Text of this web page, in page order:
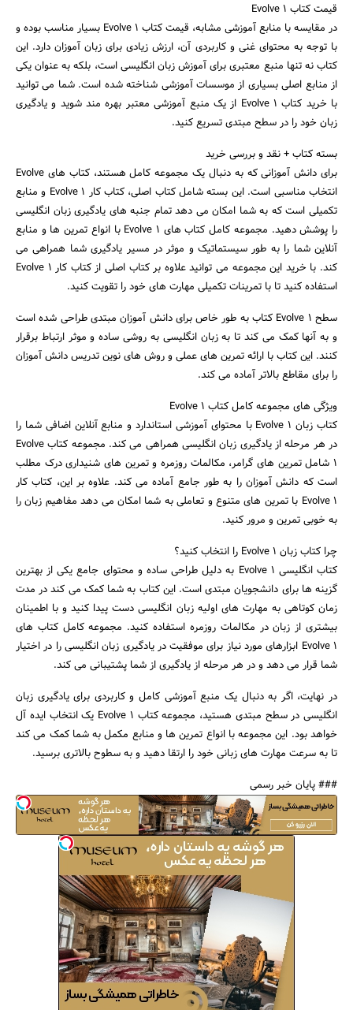
جستجو
قیمت کتاب Evolve 1
در مقایسه با منابع آموزشی مشابه، قیمت کتاب Evolve 1 بسیار مناسب بوده و
با توجه به محتوای غنی و کاربردی آن، ارزش زیادی برای زبان آموزان دارد. این
کتاب نه تنها منبع معتبری برای آموزش زبان انگلیسی است، بلکه به عنوان یکی
از منابع اصلی بسیاری از موسسات آموزشی شناخته شده است. شما می توانید
با خرید کتاب Evolve 1 از یک منبع آموزشی معتبر بهره مند شوید و یادگیری
زبان خود را در سطح مبتدی تسریع کنید.
بسته کتاب + نقد و بررسی خرید
برای دانش آموزانی که به دنبال یک مجموعه کامل هستند، کتاب های Evolve
انتخاب مناسبی است. این بسته شامل کتاب اصلی، کتاب کار Evolve 1 و منابع
تکمیلی است که به شما امکان می دهد تمام جنبه های یادگیری زبان انگلیسی
را پوشش دهید. مجموعه کامل کتاب های Evolve 1 با انواع تمرین ها و منابع
آنلاین شما را به طور سیستماتیک و موثر در مسیر یادگیری شما همراهی می
کند. با خرید این مجموعه می توانید علاوه بر کتاب اصلی از کتاب کار Evolve 1
استفاده کنید تا با تمرینات تکمیلی مهارت های خود را تقویت کنید.
سطح Evolve 1 کتاب به طور خاص برای دانش آموزان مبتدی طراحی شده است
و به آنها کمک می کند تا به زبان انگلیسی به روشی ساده و موثر ارتباط برقرار
کنند. این کتاب با ارائه تمرین های عملی و روش های نوین تدریس دانش آموزان
را برای مقاطع بالاتر آماده می کند.
ویژگی های مجموعه کامل کتاب Evolve 1
کتاب زبان Evolve 1 با محتوای آموزشی استاندارد و منابع آنلاین اضافی شما را
در هر مرحله از یادگیری زبان انگلیسی همراهی می کند. مجموعه کتاب Evolve
1 شامل تمرین های گرامر، مکالمات روزمره و تمرین های شنیداری درک مطلب
است که دانش آموزان را به طور جامع آماده می کند. علاوه بر این، کتاب کار
Evolve 1 با تمرین های متنوع و تعاملی به شما امکان می دهد مفاهیم زبان را
به خوبی تمرین و مرور کنید.
چرا کتاب زبان Evolve 1 را انتخاب کنید؟
کتاب انگلیسی Evolve 1 به دلیل طراحی ساده و محتوای جامع یکی از بهترین
گزینه ها برای دانشجویان مبتدی است. این کتاب به شما کمک می کند در مدت
زمان کوتاهی به مهارت های اولیه زبان انگلیسی دست پیدا کنید و با اطمینان
بیشتری از زبان در مکالمات روزمره استفاده کنید. مجموعه کامل کتاب های
Evolve 1 ابزارهای مورد نیاز برای موفقیت در یادگیری زبان انگلیسی را در اختیار
شما قرار می دهد و در هر مرحله از یادگیری از شما پشتیبانی می کند.
در نهایت، اگر به دنبال یک منبع آموزشی کامل و کاربردی برای یادگیری زبان
انگلیسی در سطح مبتدی هستید، مجموعه کتاب Evolve 1 یک انتخاب ایده آل
خواهد بود. این مجموعه با انواع تمرین ها و منابع مکمل به شما کمک می کند
تا به سرعت مهارت های زبانی خود را ارتقا دهید و به سطوح بالاتری برسید.
### پایان خبر رسمی